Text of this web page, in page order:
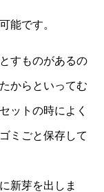
能です。
すものがあるの
からといってむ
ットの時によく
ミごと保存して
新芽を出しま